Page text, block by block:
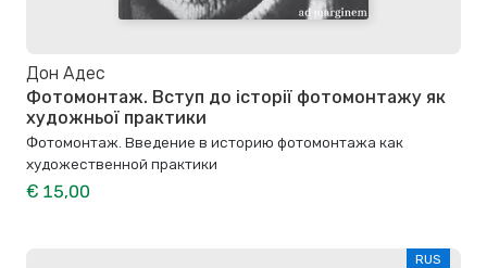
Дон Адес
Фотомонтаж. Вступ до історії фотомонтажу як
художньої практики
Фотомонтаж. Введение в историю фотомонтажа как
художественной практики
€ 15,00
RUS